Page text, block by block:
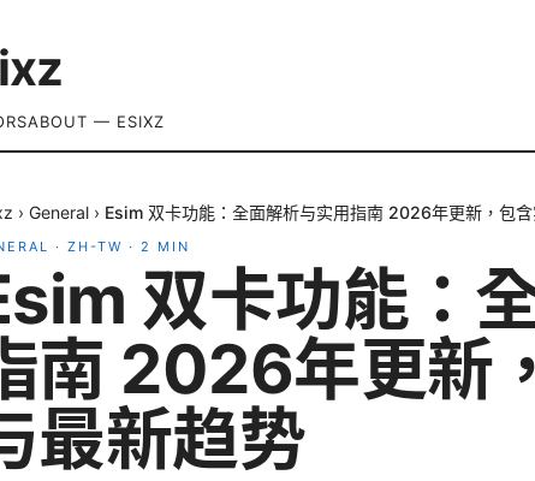
ABOUT — ESIXZ
› General › Esim 双卡功能：全面解析与实用指南 2026年更新，包
· ZH-TW · 2 MIN
双卡功能：
南 2026年更新
最新趋势